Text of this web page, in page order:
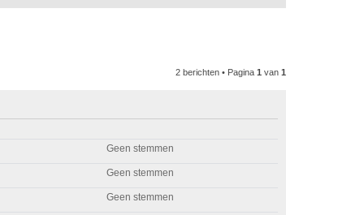
2 berichten • Pagina 1 van 1
Geen stemmen
Geen stemmen
Geen stemmen